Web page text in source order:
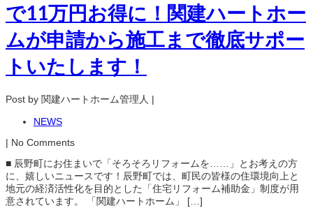
で11万円お得に！関建ハートホー
ムが申請から施工まで徹底サポー
トいたします！
Post by 関建ハートホーム管理人 |
NEWS
| No Comments
■ 辰野町にお住まいで「そろそろリフォームを……」とお考えの方
に、嬉しいニュースです！辰野町では、町民の皆様の住環境向上と
地元の経済活性化を目的とした「住宅リフォーム補助金」制度が用
意されています。 「関建ハートホーム」 […]